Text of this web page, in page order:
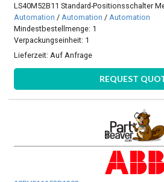
LS40M52B11 Standard-Positionsschalter
Automation / Automation / Automation
Mindestbestellmenge: 1
Verpackungseinheit: 1
Lieferzeit: Auf Anfrage
REQUEST